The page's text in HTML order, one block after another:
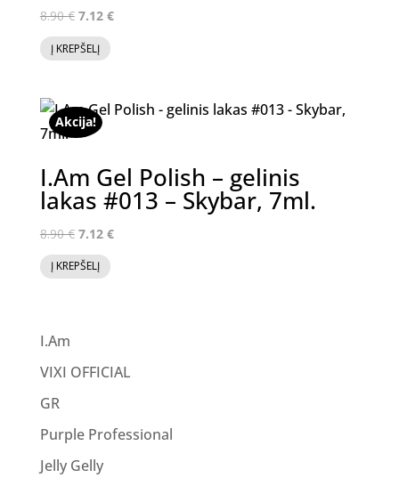
8.90€ Original
price
was:
7.12 €Current
Į KREPŠELĮ
Akcija!
I.Am Gel Polish – gelinis
lakas #013 – Skybar, 7ml.
8.90€ Original
price
was:
7.12 €Current
Į KREPŠELĮ
I.Am
VIXI OFFICIAL
GR
Purple Professional
Jelly Gelly